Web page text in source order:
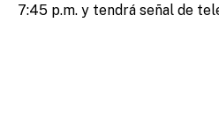
7:45 p.m. y tendrá señal de